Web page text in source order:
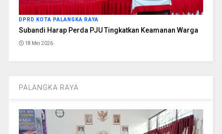
DPRD KOTA PALANGKA RAYA
Subandi Harap Perda PJU Tingkatkan Keamanan Warga
18 Mei 2026
PALANGKA RAYA